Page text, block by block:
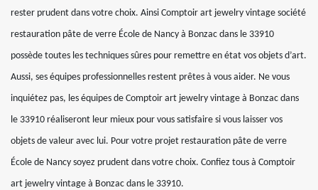
rester prudent dans votre choix. Ainsi Comptoir art jewelry vintage société
restauration pâte de verre École de Nancy à Bonzac dans le 33910
possède toutes les techniques sûres pour remettre en état vos objets d’art.
Aussi, ses équipes professionnelles restent prêtes à vous aider. Ne vous
inquiétez pas, les équipes de Comptoir art jewelry vintage à Bonzac dans
le 33910 réaliseront leur mieux pour vous satisfaire si vous laisser vos
objets de valeur avec lui. Pour votre projet restauration pâte de verre
École de Nancy soyez prudent dans votre choix. Confiez tous à Comptoir
art jewelry vintage à Bonzac dans le 33910.